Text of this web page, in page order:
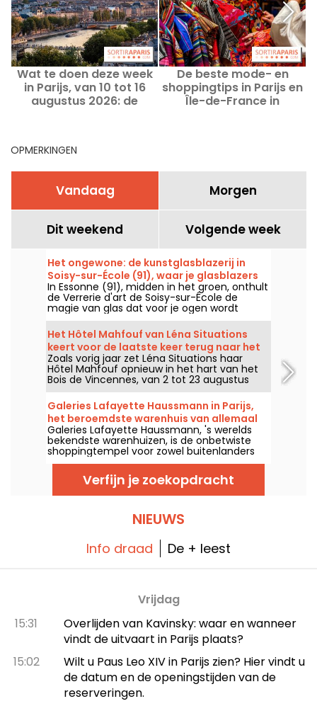
Wat te doen deze week
in Parijs, van 10 tot 16
augustus 2026: de
De beste mode- en
shoppingtips in Parijs en
Île-de-France in
OPMERKINGEN
Vandaag Morgen
Dit weekend Volgende week
Het ongewone: de kunstglasblazerij in
Soisy-sur-École (91), waar je glasblazers
aan het werk kunt zien
In Essonne (91), midden in het groen, onthult
de Verrerie d'art de Soisy-sur-École de
magie van glas dat voor je ogen wordt
gevormd. Van woensdag tot zondag zijn er
gratis rondleidingen, zodat je de glasblazers
aan het werk kunt zien en elke bel, elk
gebaar kunt volgen. Het is een unieke,
levendige ervaring in het hart van een
eeuwenoude kunst.
Het Hôtel Mahfouf van Léna Situations
keert voor de laatste keer terug naar het
hart van het Bois de Vincennes
Zoals vorig jaar zet Léna Situations haar
Hôtel Mahfouf opnieuw in het hart van het
Bois de Vincennes, van 2 tot 23 augustus
2026. Een relaxte en zomerse hotspot,
tussen augustus-vlogs, shoppen,
vegetarische lekkernijen en ontspanning,
met een vleugje nostalgie.
Galeries Lafayette Haussmann in Parijs,
het beroemdste warenhuis van allemaal
Galeries Lafayette Haussmann, 's werelds
bekendste warenhuizen, is de onbetwiste
shoppingtempel voor zowel buitenlanders
als Parijzenaars. En waarom is dat? De
overvloed aan etalages die met de
seizoenen veranderen, een Art Deco
gebouw, een majestueuze koepel en
mode-, beauty- en interieurmerken!
Verfijn je zoekopdracht
NIEUWS
Info draad De + leest
Vrijdag
15:31
Overlijden van Kavinsky: waar en wanneer
vindt de uitvaart in Parijs plaats?
15:02
Wilt u Paus Leo XIV in Parijs zien? Hier vindt u
de datum en de openingstijden van de
reserveringen.